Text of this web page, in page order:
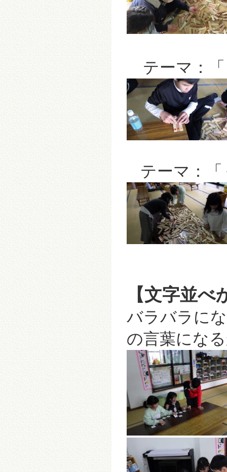
テーマ：
テーマ：
【文字並べ
バラバラに
の言葉にな